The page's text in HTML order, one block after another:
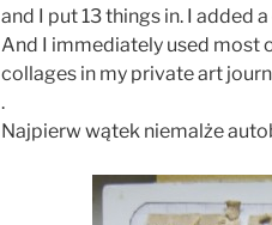
and I put 13 things in. I added
And I immediately used most
collages in my private art
.
Najpierw wątek niemalże